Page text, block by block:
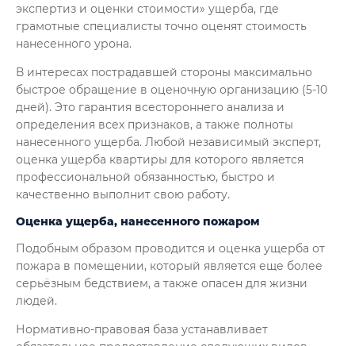
экспертиз и оценки стоимости» ущерба, где
грамотные специалисты точно оценят стоимость
нанесенного урона.
В интересах пострадавшей стороны максимально
быстрое обращение в оценочную организацию (5-10
дней). Это гарантия всестороннего анализа и
определения всех признаков, а также полноты
нанесенного ущерба. Любой независимый эксперт,
оценка ущерба квартиры для которого является
профессиональной обязанностью, быстро и
качественно выполнит свою работу.
Оценка ущерба, нанесенного пожаром
Подобным образом проводится и оценка ущерба от
пожара в помещении, который является еще более
серьёзным бедствием, а также опасен для жизни
людей.
Нормативно-правовая база устанавливает